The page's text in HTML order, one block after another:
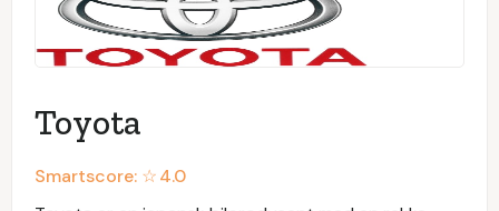
Toyota
Smartscore: ☆4.0